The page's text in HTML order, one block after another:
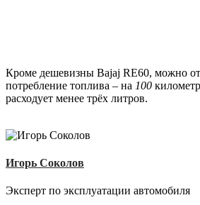
Кроме дешевизны Bajaj RE60, можно
потребление топлива – на 100
расходует менее трёх литров.
Игорь Соколов
Эксперт по эксплуатации автомобиля